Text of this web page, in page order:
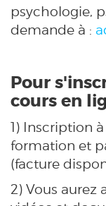
psychologie,
demande à :
Pour
cours en
1) Inscription
formation et
(facture
2) Vous aurez